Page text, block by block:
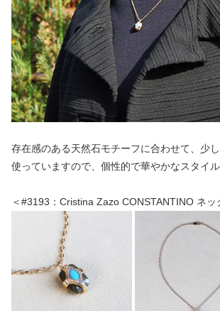
存在感のある天然石モチーフに合わせて、少
使っていますので、個性的で華やかなスタイル
＜#3193：Cristina Zazo CONSTANTINO ネッ